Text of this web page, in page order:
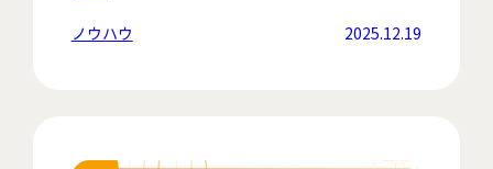
ノウハウ 2025.12.19